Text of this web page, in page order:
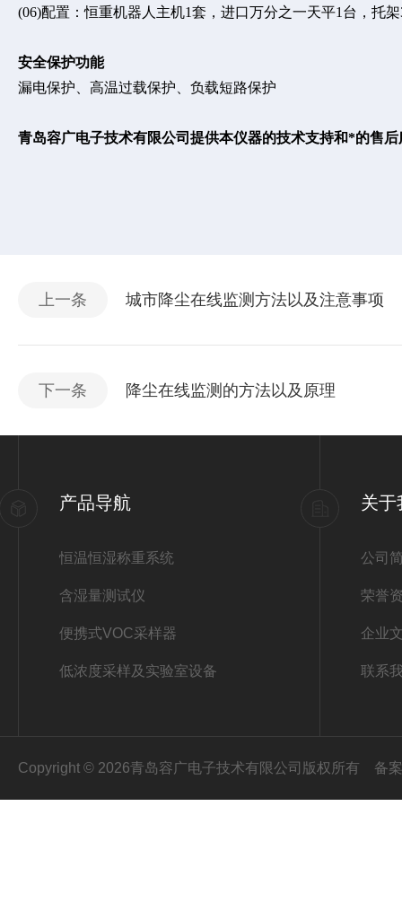
(06)配置：恒重机器人主机1套，进口万分之一天平1台，托
安全保护功能
漏电保护、高温过载保护、负载短路保护
青岛容广电子技术有限公司提供本仪器的技术支持和*的售后
上一条 城市降尘在线监测方法以及注意事项
下一条 降尘在线监测的方法以及原理
产品导航
恒温恒湿称重系统
含湿量测试仪
便携式VOC采样器
低浓度采样及实验室设备
关于
公司
荣誉
企业
联系
Copyright © 2026青岛容广电子技术有限公司版权所有 备